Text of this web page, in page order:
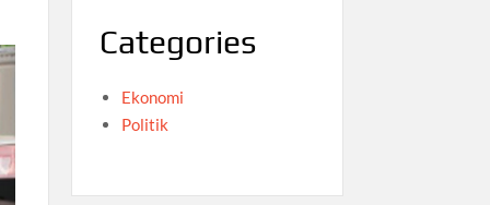
Categories
Ekonomi
Politik